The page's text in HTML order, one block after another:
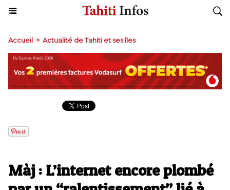
Accueil > Actualité de Tahiti et ses îles
Màj : L’internet encore plombé